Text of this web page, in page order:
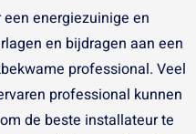
energiezuinige en
en bijdragen aan een
professional. Veel
professional kunnen
de beste installateur te